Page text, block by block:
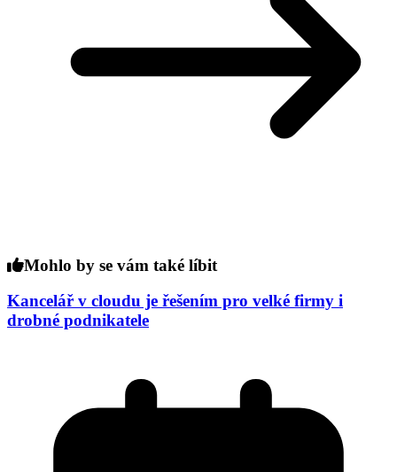
Mohlo by se vám také líbit
Kancelář v cloudu je řešením pro velké firmy i
drobné podnikatele